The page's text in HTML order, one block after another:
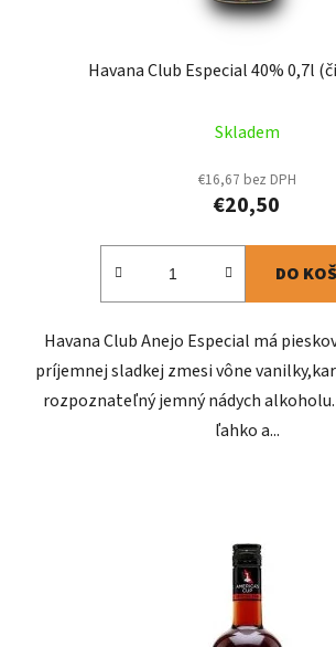
Havana Club Especial 40% 0,7l
Skladem
€16,67 bez DPH
€20,50
DO
Havana Club Anejo Especial má
príjemnej sladkej zmesi vône
rozpoznateľný jemný nádych
ľahko a...